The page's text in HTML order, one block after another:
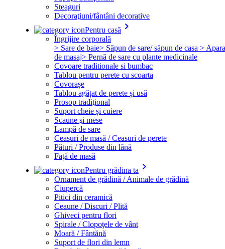
Steaguri
Decoraţiuni/fântâni decorative
Pentru casă keyboard_arrow_right
Îngrijire corporală
> Sare de baie> Săpun de sare/ săpun de casa >
de masaj> Pernă de sare cu plante medicinale
Covoare traditionale si bumbac
Tablou pentru perete cu scoarta
Covorașe
Tablou agățat de perete și usă
Prosop tradiţional
Suport cheie și cuiere
Scaune şi mese
Lampă de sare
Ceasuri de masă / Ceasuri de perete
Pături / Produse din lână
Faţă de masă
Pentru grădina ta keyboard_arrow_right
Ornament de grădină / Animale de grădină
Ciupercă
Pitici din ceramică
Ceaune / Discuri / Plită
Ghiveci pentru flori
Spirale / Clopoţele de vânt
Moară / Fântănă
Suport de flori din lemn